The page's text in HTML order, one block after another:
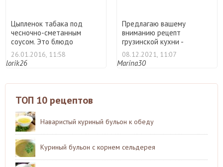
Цыпленок табака под
чесночно-сметанным
соусом. Это блюдо
грузинской ...
26.01.2016, 11:58
lorik26
Предлагаю вашему
вниманию рецепт
грузинской кухни -
цыпленок тапака ...
08.12.2021, 11:07
Marina30
ТОП 10 рецептов
Наваристый куриный бульон к обеду
Куриный бульон с корнем сельдерея